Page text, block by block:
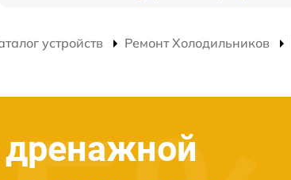
устройств Ремонт Холодильников
дренажной